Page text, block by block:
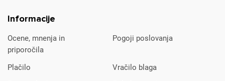
Informacije
Ocene, mnenja in
priporočila
Pogoji poslovanja
Plačilo
Vračilo blaga